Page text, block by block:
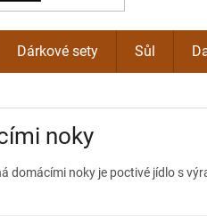
Dárkové sety Sůl
noky
domácími noky je poctivé jídlo s